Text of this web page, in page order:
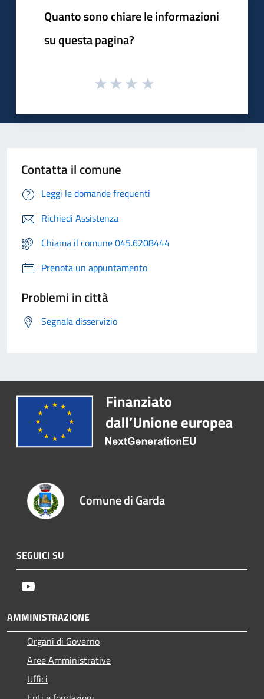
Quanto sono chiare le informazioni
su questa pagina?
Contatta il comune
Leggi le domande frequenti
Richiedi Assistenza
Chiama il comune 045.6208444
Prenota un appuntamento
Problemi in città
Segnala disservizio
Comune di Garda
SEGUICI SU
AMMINISTRAZIONE
Organi di Governo
Aree Amministrative
Uffici